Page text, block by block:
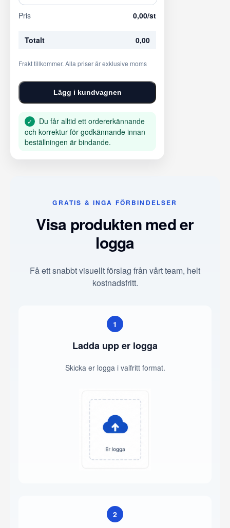
Pris 0,00/st
Totalt 0,00
Frakt tillkommer. Alla priser är exklusive moms
Lägg i kundvagnen
✓
Du får alltid ett ordererkännande
och korrektur för godkännande innan
beställningen är bindande.
GRATIS & INGA FÖRBINDELSER
Visa produkten med er
logga
Få ett snabbt visuellt förslag från vårt team, helt
kostnadsfritt.
1
Ladda upp er logga
Skicka er logga i valfritt format.
2